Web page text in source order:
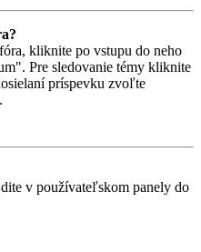
kliknite po vstupu do neho
Pre sledovanie témy kliknite
príspevku zvoľte
v používateľskom panely do